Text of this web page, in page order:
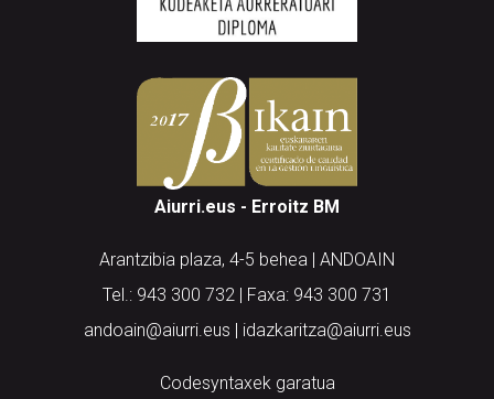
Aiurri.eus - Erroitz BM
Arantzibia plaza, 4-5 behea | ANDOAIN
Tel.: 943 300 732 | Faxa: 943 300 731
andoain@aiurri.eus | idazkaritza@aiurri.eus
Codesyntaxek garatua